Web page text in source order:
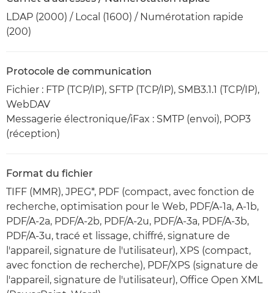
LDAP (2000) / Local (1600) / Numérotation rapide
(200)
Protocole de communication
Fichier : FTP (TCP/IP), SFTP (TCP/IP), SMB3.1.1 (TCP/IP),
WebDAV
Messagerie électronique/iFax : SMTP (envoi), POP3
(réception)
Format du fichier
TIFF (MMR), JPEG*, PDF (compact, avec fonction de
recherche, optimisation pour le Web, PDF/A-1a, A-1b,
PDF/A-2a, PDF/A-2b, PDF/A-2u, PDF/A-3a, PDF/A-3b,
PDF/A-3u, tracé et lissage, chiffré, signature de
l'appareil, signature de l'utilisateur), XPS (compact,
avec fonction de recherche), PDF/XPS (signature de
l'appareil, signature de l'utilisateur), Office Open XML